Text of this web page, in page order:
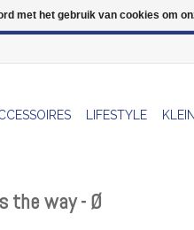
LIFESTYLE
the way - Ø
met het gebruik van cookies om
Wij zijn uitzonderlijk gesloten op